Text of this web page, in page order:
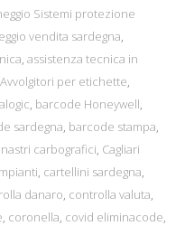
Sistemi protezione
vendita sardegna,
, assistenza tecnica in
Avvolgitori per etichette,
, barcode Honeywell,
sardegna, barcode stampa,
carbografici, Cagliari
, cartellini sardegna,
danaro, controlla valuta,
, coronella, covid eliminacode,